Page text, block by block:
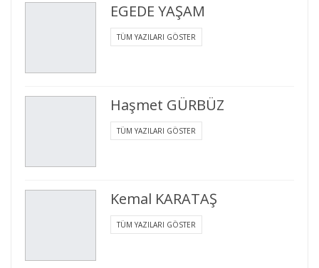
EGEDE YAŞAM
TÜM YAZILARI GÖSTER
Haşmet GÜRBÜZ
TÜM YAZILARI GÖSTER
Kemal KARATAŞ
TÜM YAZILARI GÖSTER